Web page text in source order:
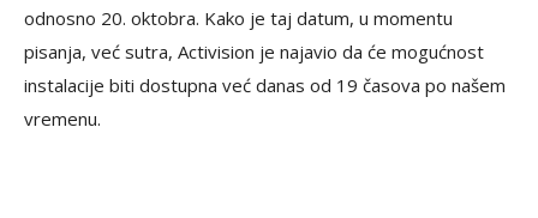
odnosno 20. oktobra. Kako je taj datum, u momentu
pisanja, već sutra, Activision je najavio da će mogućnost
instalacije biti dostupna već danas od 19 časova po našem
vremenu.